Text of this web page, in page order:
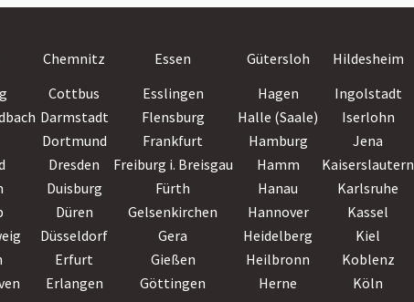
Chemnitz Essen Gütersloh Hildesheim
Cottbus Esslingen Hagen Ingolstadt
Darmstadt Flensburg Halle (Saale) Iserlohn
Dortmund Frankfurt Hamburg Jena
Dresden Freiburg i. Breisgau Hamm Kaiserslautern
Duisburg Fürth Hanau Karlsruhe
Düren Gelsenkirchen Hannover Kassel
Düsseldorf Gera Heidelberg Kiel
Erfurt Gießen Heilbronn Koblenz
Erlangen Göttingen Herne Köln